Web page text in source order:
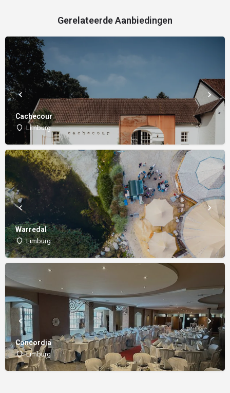
Gerelateerde Aanbiedingen
Cachecour
Limburg
Warredal
Limburg
Concordia
Limburg